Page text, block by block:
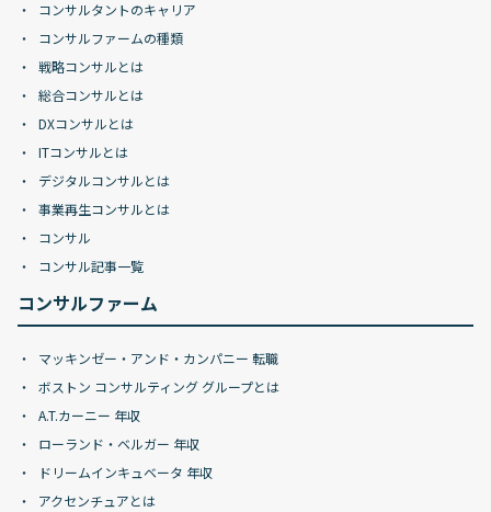
コンサルタントのキャリア
コンサルファームの種類
戦略コンサルとは
総合コンサルとは
DXコンサルとは
ITコンサルとは
デジタルコンサルとは
事業再生コンサルとは
コンサル
コンサル記事一覧
コンサルファーム
マッキンゼー・アンド・カンパニー 転職
ボストン コンサルティング グループとは
A.T.カーニー 年収
ローランド・ベルガー 年収
ドリームインキュベータ 年収
アクセンチュアとは